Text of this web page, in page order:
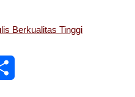
Berkualitas Tinggi